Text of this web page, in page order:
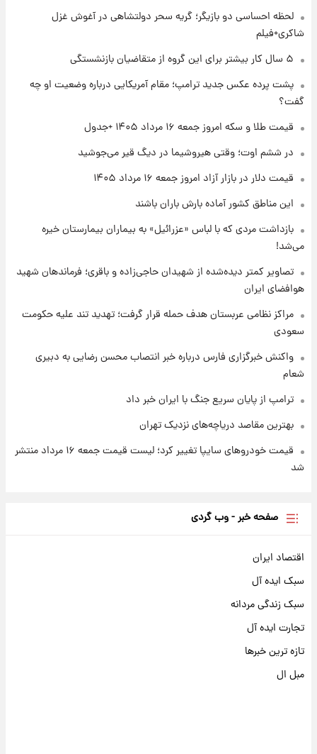
شد؛ تیکدری، محبی و سرگیف با اعداد ویژه
۱ روز پیش
شد+فیلم
۱ روز پیش
تغییر تند قیمت محصولات ایران‌خودرو و سایپا
امروز پنجشنبه ۱۵ مرداد ۱۴۰۵ +جدول
قیمت طلا و سکه امروز پنجشنبه ۱۵ مرداد ۱۴۰۵
شارژ جدید کالابرگ برای سه دهک؛ جزئیات اعلام
لحظه احساسی دو بازیگر؛ گریه سحر دولتشاهی در آغوش غزل
شاکری+فیلم
۵ سال کار بیشتر برای این گروه از متقاضیان بازنشستگی
پشت پرده عکس جدید ترامپ؛ مقام آمریکایی درباره وضعیت او چه
گفت؟
قیمت طلا و سکه امروز جمعه ۱۶ مرداد ۱۴۰۵ +جدول
در ششم اوت؛ وقتی هیروشیما در دیگ قیر می‌جوشید
قیمت دلار در بازار آزاد امروز جمعه ۱۶ مرداد ۱۴۰۵
این مناطق کشور آماده بارش باران باشند
بازداشت مردی که با لباس «عزرائیل» به بیماران بیمارستان خیره
می‌شد!
تصاویر کمتر دیده‌شده از شهیدان حاجی‌زاده و باقری؛ فرماندهان شهید
هوافضای ایران
مراکز نظامی عربستان هدف حمله قرار گرفت؛ تهدید تند علیه حکومت
سعودی
واکنش خبرگزاری فارس درباره خبر انتصاب محسن رضایی به دبیری
شعام
ترامپ از پایان سریع جنگ با ایران خبر داد
بهترین مقاصد دریاچه‌های نزدیک تهران
قیمت خودروهای سایپا تغییر کرد؛ لیست قیمت جمعه ۱۶ مرداد منتشر
شد
صفحه خبر - وب گردی
اقتصاد ایران
سبک ایده آل
سبک زندگی مردانه
تجارت ایده آل
تازه ترین خبرها
مبل ال